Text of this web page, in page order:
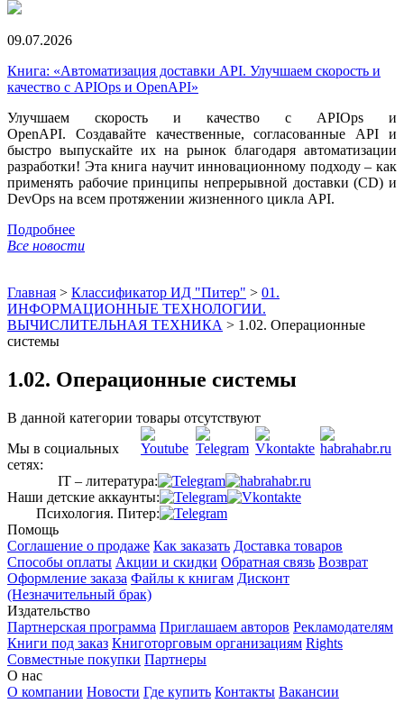
09.07.2026
Книга: «Автоматизация доставки API. Улучшаем скорость и
качество с APIOps и OpenAPI»
Улучшаем скорость и качество с APIOps и
OpenAPI. Создавайте качественные, согласованные API и
быстро выпускайте их на рынок благодаря автоматизации
разработки! Эта книга научит инновационному подходу – как
применять рабочие принципы непрерывной доставки (CD) и
DevOps на всем протяжении жизненного цикла API.
Подробнее
Все новости
Главная > Классификатор ИД "Питер" > 01.
ИНФОРМАЦИОННЫЕ ТЕХНОЛОГИИ.
ВЫЧИСЛИТЕЛЬНАЯ ТЕХНИКА > 1.02. Операционные
системы
1.02. Операционные системы
В данной категории товары отсутствуют
Мы в социальных
сетях:
IT – литература:
Наши детские аккаунты:
Психология. Питер:
Помощь
Соглашение о продаже Как заказать Доставка товаров
Способы оплаты Акции и скидки Обратная связь Возврат
Оформление заказа Файлы к книгам Дисконт
(Незначительный брак)
Издательство
Партнерская программа Приглашаем авторов Рекламодателям
Книги под заказ Книготорговым организациям Rights
Совместные покупки Партнеры
О нас
О компании Новости Где купить Контакты Вакансии